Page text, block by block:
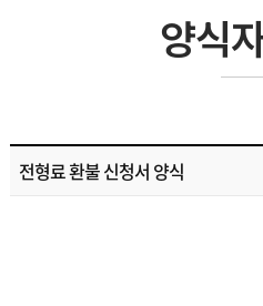
양식
전형료 환불 신청서 양식